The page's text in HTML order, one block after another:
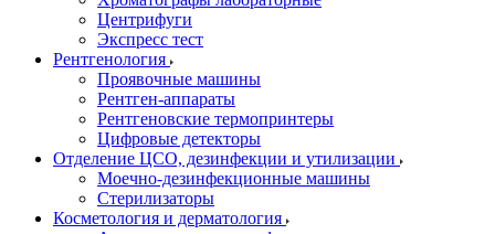
Центрифуги
Экспресс тест
Рентгенология
Проявочные машины
Рентген-аппараты
Рентгеновские термопринтеры
Цифровые детекторы
Отделение ЦСО, дезинфекции и утилизации
Моечно-дезинфекционные машины
Стерилизаторы
Косметология и дерматология